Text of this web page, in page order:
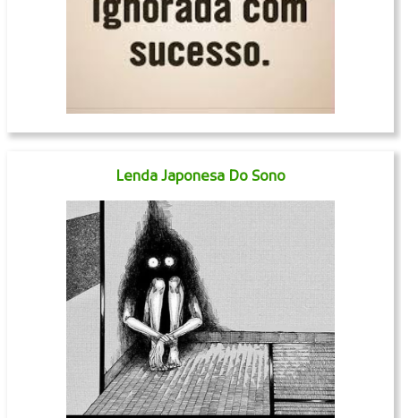
Lenda Japonesa Do Sono